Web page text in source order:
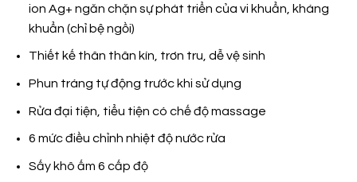
ion Ag+ ngăn chặn sự phát triển của vi khuẩn, kháng
khuẩn (chỉ bệ ngồi)
Thiết kế thân thân kín, trơn tru, dễ vệ sinh
Phun tráng tự động trước khi sử dụng
Rửa đại tiện, tiểu tiện có chế độ massage
6 mức điều chỉnh nhiệt độ nước rửa
Sấy khô ấm 6 cấp độ